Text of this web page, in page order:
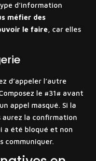
d’information
méfier des
le faire, car elles
d’appeler l’autre
le #31# avant
appel masqué. Si la
aurez la confirmation
a été bloqué et non
communiquer.